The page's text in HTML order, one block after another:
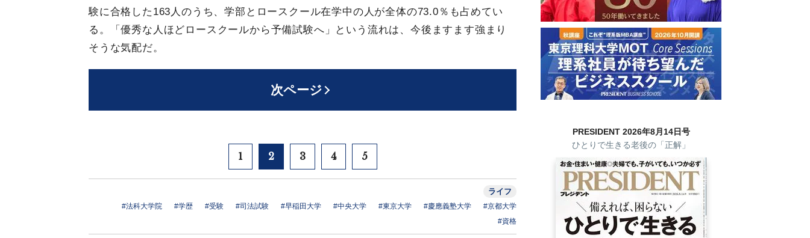
験に合格した163人のうち、学部とロースクール在学中の人が全体の73.0％も占めてい
る。「優秀な人ほどロースクールから予備試験へ」という流れは、今後ますます強まり
そうな気配だ。
次ページ
1 2 3 4 5
ライフ
#法科大学院 #学歴 #受験 #司法試験 #早稲田大学 #中央大学 #東京大学 #慶應義塾大学
#京都大学
#資格
PRESIDENT 2026年8月14日号
ひとりで生きる老後の「正解」